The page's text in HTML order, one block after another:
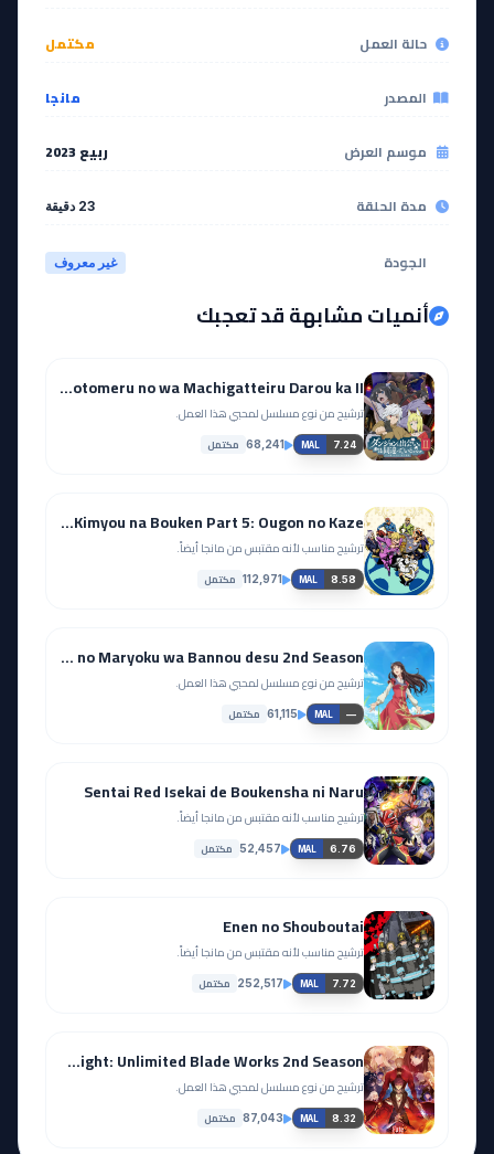
مشاهدة
EP
مشاهدة مشاهدة
مشاهدة مشاهدة
مشاهدة مشاهدة
حالة العمل مكتمل
المصدر مانجا
موسم العرض ربيع 2023
مدة الحلقة 23 دقيقة
الجودة غير معروف
أنميات مشابهة قد تعجبك
Dungeon ni Deai wo Motomeru no wa Machigatteiru Darou ka II
ترشيح من نوع مسلسل لمحبي هذا العمل.
MAL 7.24
68,241 مكتمل
JoJo no Kimyou na Bouken Part 5: Ougon no Kaze
ترشيح مناسب لأنه مقتبس من مانجا أيضاً.
MAL 8.58
112,971 مكتمل
Seijo no Maryoku wa Bannou desu 2nd Season
ترشيح من نوع مسلسل لمحبي هذا العمل.
MAL —
61,115 مكتمل
Sentai Red Isekai de Boukensha ni Naru
ترشيح مناسب لأنه مقتبس من مانجا أيضاً.
MAL 6.76
52,457 مكتمل
Enen no Shouboutai
ترشيح مناسب لأنه مقتبس من مانجا أيضاً.
MAL 7.72
252,517 مكتمل
Fate/stay night: Unlimited Blade Works 2nd Season
ترشيح من نوع مسلسل لمحبي هذا العمل.
MAL 8.32
87,043 مكتمل